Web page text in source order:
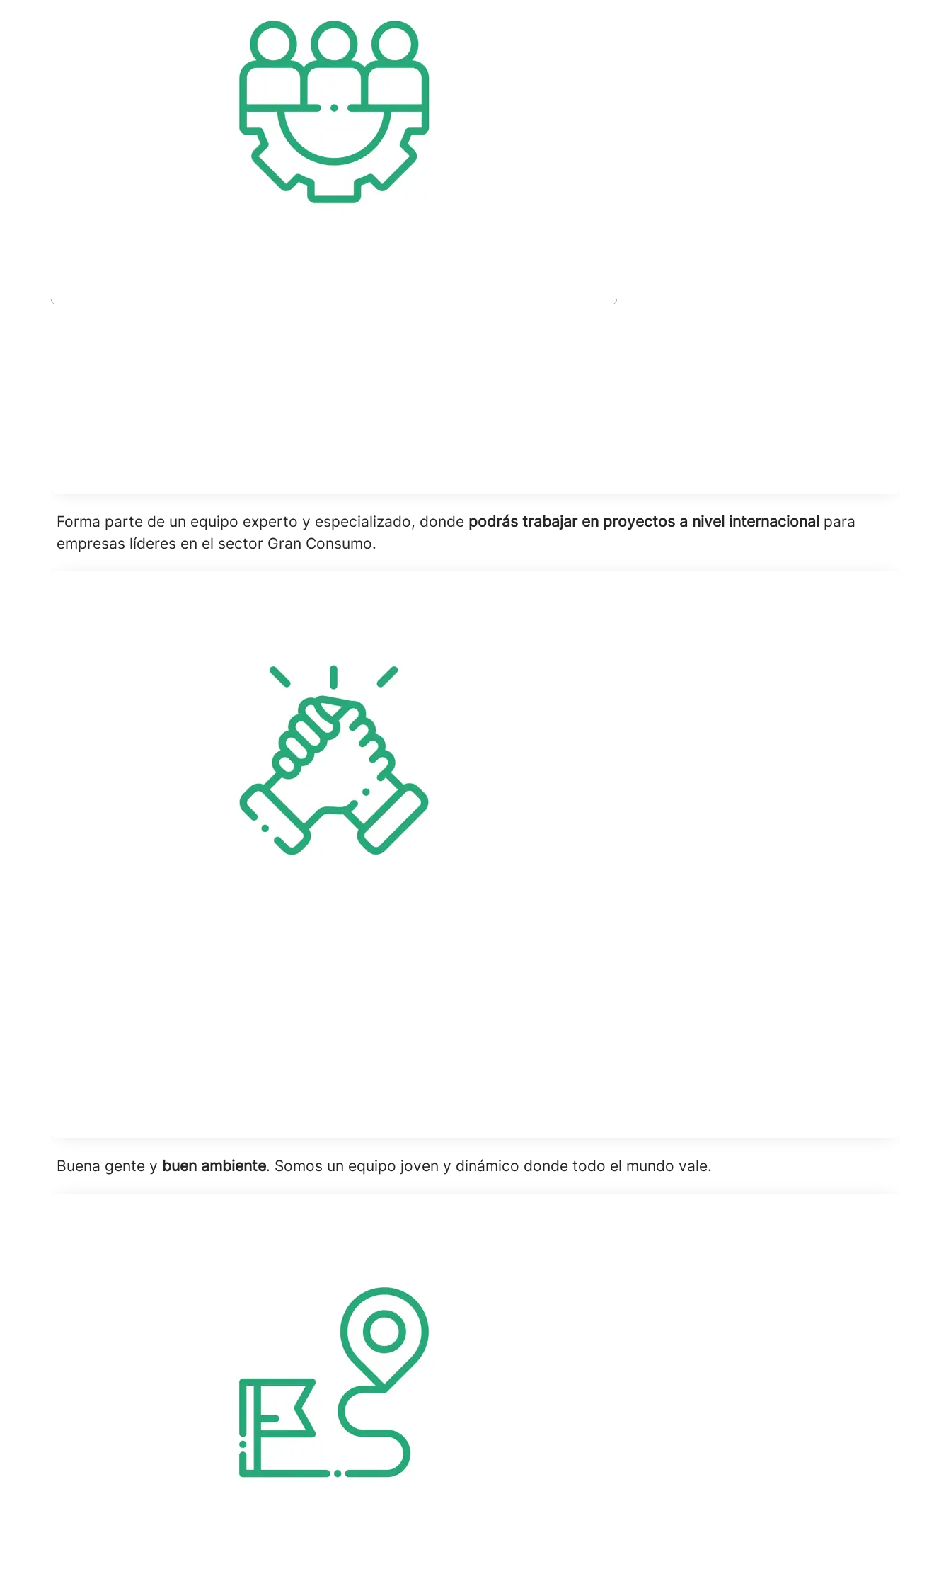
Forma parte de un equipo experto y especializado, donde podrás trabajar en proyectos a nivel internacional para
empresas líderes en el sector Gran Consumo.
Buena gente y buen ambiente. Somos un equipo joven y dinámico donde todo el mundo vale.